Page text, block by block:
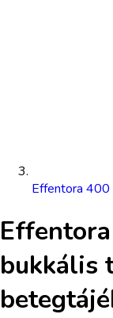
Effentora 400
bukkális